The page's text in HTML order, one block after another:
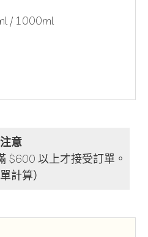
注意
$600 以上才接受訂單。
計算）
/ 1000ml